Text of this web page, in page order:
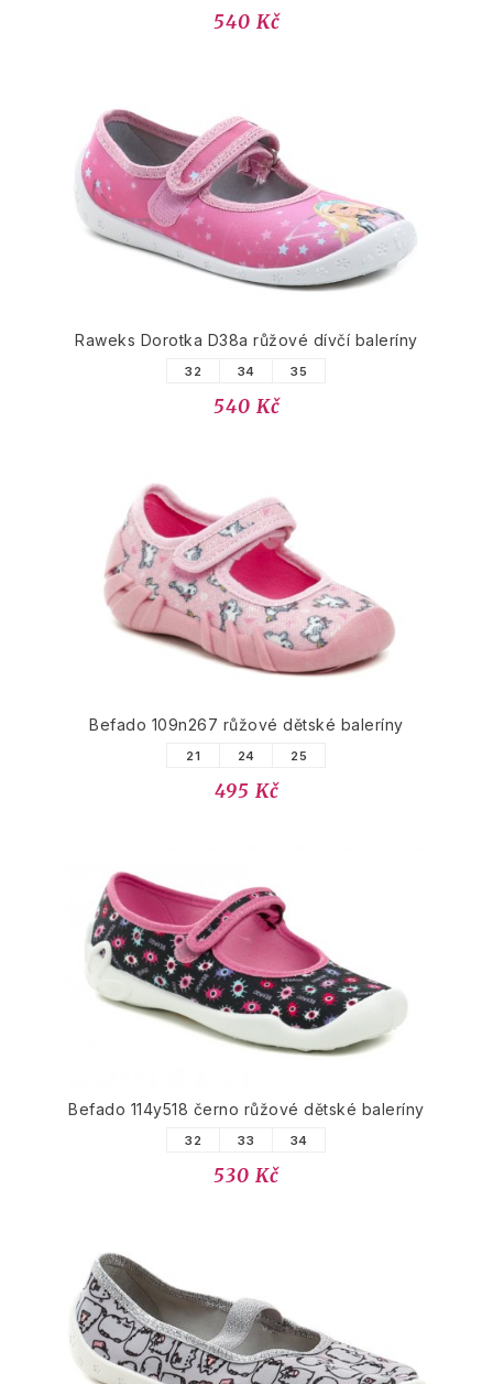
540 Kč
Raweks Dorotka D38a růžové dívčí baleríny
32 34 35
540 Kč
Befado 109n267 růžové dětské baleríny
21 24 25
495 Kč
Befado 114y518 černo růžové dětské baleríny
32 33 34
530 Kč